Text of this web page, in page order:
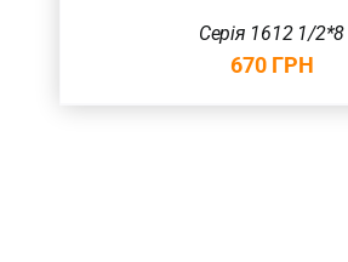
Серія 1612 1/2*8
670 ГРН